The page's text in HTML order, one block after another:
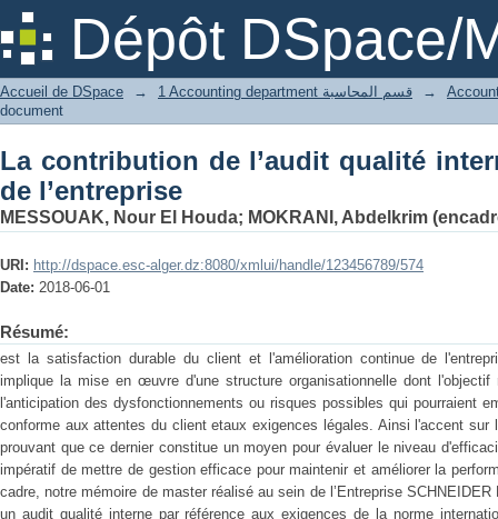
Dépôt DSpace/
La contribution de l’audit qualité
Accueil de DSpace → 1 Accounting department قسم المحاسبة
→
document
La contribution de l’audit qualité
de l’entreprise
MESSOUAK, Nour El Houda; MOKRANI, Abdelkrim
URI: http://dspace.esc-alger.dz:8080/xmlui/handle/123456789/574
Date: 2018-06-01
Résumé:
est la satisfaction durable du client et l'amélioration continue de
implique la mise en œuvre d'une structure organisationnelle dont
l'anticipation des dysfonctionnements ou risques possibles qui pourraient
conforme aux attentes du client etaux exigences légales. Ainsi l'accent sur
prouvant que ce dernier constitue un moyen pour évaluer le niveau
impératif de mettre de gestion efficace pour maintenir et améliorer la
cadre, notre mémoire de master réalisé au sein de l’Entreprise
un audit qualité interne par référence aux exigences de la norme